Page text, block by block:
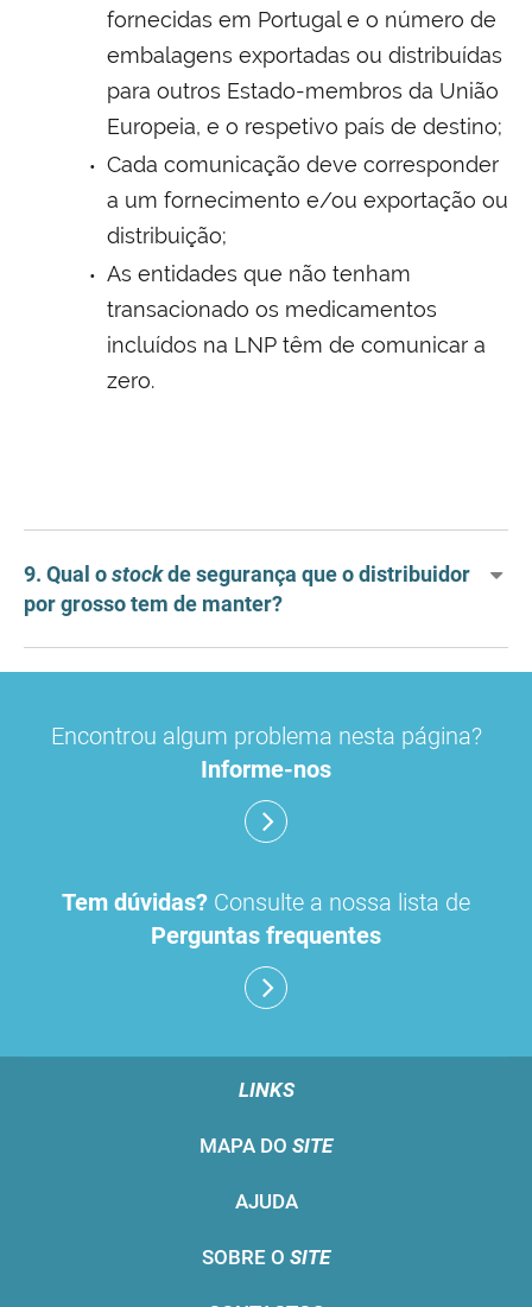
fornecidas em Portugal e o número de
embalagens exportadas ou distribuídas
para outros Estado-membros da União
Europeia, e o respetivo país de destino;
Cada comunicação deve corresponder
a um fornecimento e/ou exportação ou
distribuição;
As entidades que não tenham
transacionado os medicamentos
incluídos na LNP têm de comunicar a
zero.
9. Qual ostockde segurança que o distribuidor
por grosso tem de manter?
Encontrou algum problema nesta página?
Informe-nos
Tem dúvidas? Consulte a nossa lista de
Perguntas frequentes
LINKS
MAPA DO SITE
AJUDA
SOBRE O SITE